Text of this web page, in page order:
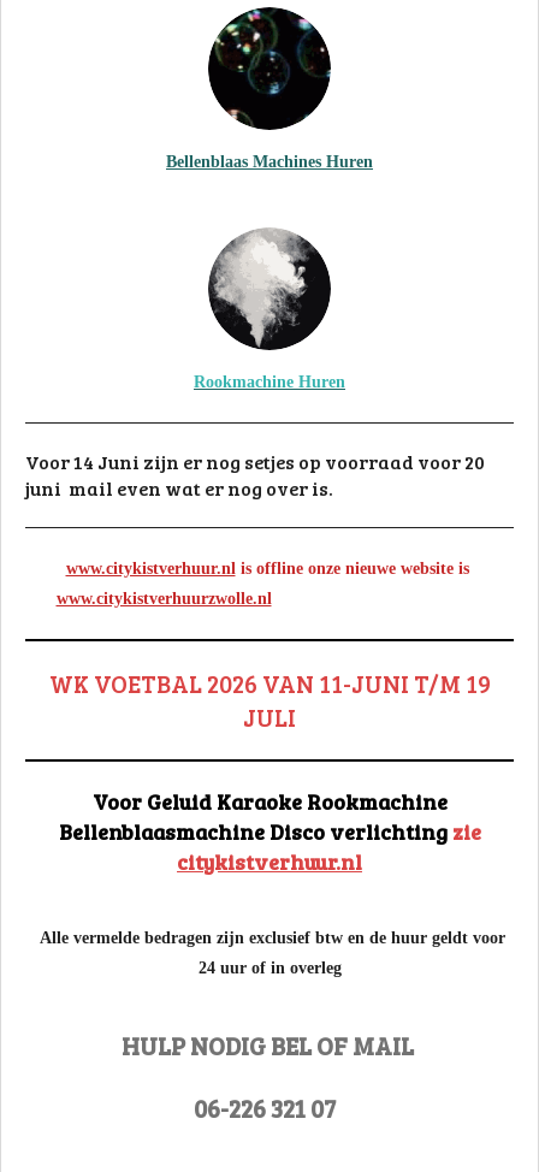
Bellenblaas Machines Huren
Rookmachine Huren
Voor 14 Juni zijn er nog setjes op voorraad voor 20
juni mail even wat er nog over is.
www.citykistverhuur.nl is offline onze nieuwe website is
www.citykistverhuurzwolle.nl
WK VOETBAL 2026 VAN 11-JUNI T/M 19
JULI
Voor Geluid Karaoke Rookmachine
Bellenblaasmachine Disco verlichtingzie
citykistverhuur.nl
Alle vermelde bedragen zijn exclusief btw en de huur geldt voor
24 uur of in overleg
HULP NODIG BELOF MAIL
06-226 321 07